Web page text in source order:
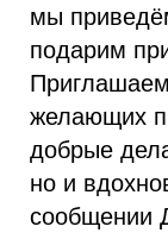
мы
подарим
желающих
добрые
но и
сообщении